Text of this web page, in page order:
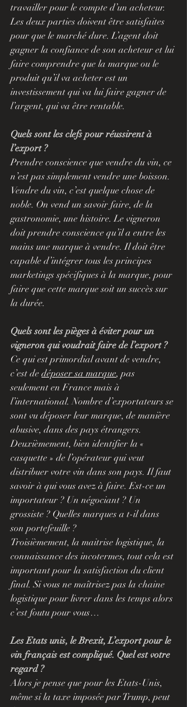
travailler pour le compte d’un acheteur.
Les deux parties doivent être satisfaites
pour que le marché dure. L’agent doit
gagner la confiance de son acheteur et lui
faire comprendre que la marque ou le
produit qu’il va acheter est un
investissement qui va lui faire gagner de
l’argent, qui va être rentable.
Quels sont les clefs pour réussirent à
l’export ?
Prendre conscience que vendre du vin, ce
n’est pas simplement vendre une boisson.
Vendre du vin, c’est quelque chose de
noble. On vend un savoir faire, de la
gastronomie, une histoire. Le vigneron
doit prendre conscience qu’il a entre les
mains une marque à vendre. Il doit être
capable d’intégrer tous les principes
marketings spécifiques à la marque, pour
faire que cette marque soit un succès sur
la durée.
Quels sont les pièges à éviter pour un
vigneron qui voudrait faire de l’export ?
Ce qui est primordial avant de vendre,
c’est de déposer sa marque, pas
seulement en France mais à
l’international. Nombre d’exportateurs se
sont vu déposer leur marque, de manière
abusive, dans des pays étrangers.
Deuxièmement, bien identifier la «
casquette » de l’opérateur qui veut
distribuer votre vin dans son pays. Il faut
savoir à qui vous avez à faire. Est-ce un
importateur ? Un négociant ? Un
grossiste ? Quelles marques a t-il dans
son portefeuille ?
Troisièmement, la maitrise logistique, la
connaissance des incotermes, tout cela est
important pour la satisfaction du client
final. Si vous ne maîtrisez pas la chaine
logistique pour livrer dans les temps alors
c’est foutu pour vous…
Les Etats unis, le Brexit, L’export pour le
vin français est compliqué. Quel est votre
regard ?
Alors je pense que pour les Etats-Unis,
même si la taxe imposée par Trump, peut